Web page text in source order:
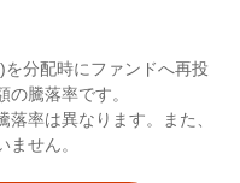
分配時にファンドへ再投
騰落率です。
率は異なります。また、
せん。